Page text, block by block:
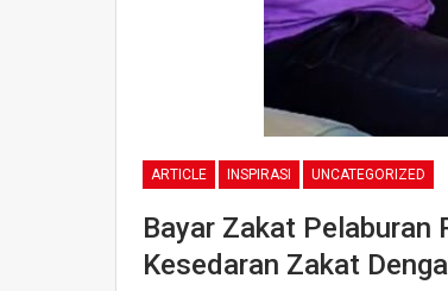
ARTICLE INSPIRASI UNCATEGORIZED
Bayar Zakat Pelaburan
Kesedaran Zakat